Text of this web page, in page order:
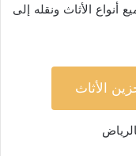
الأثاث ونقله إلى
الأثاث